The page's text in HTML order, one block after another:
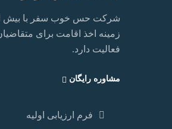
شرکت حس خوب سفر با بیش از
زمینه اخذ اقامت برای متقاضیان
فعالیت دارد.‏
مشاوره رایگان
فرم ارزیابی اولیه